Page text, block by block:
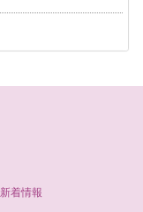
新着情報